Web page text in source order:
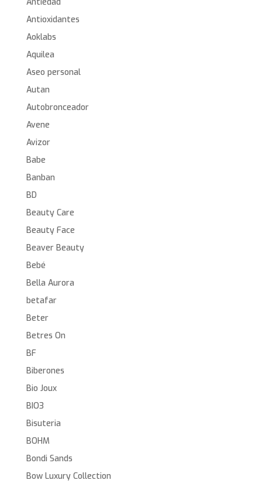
Antioxidantes
Aoklabs
Aquilea
Aseo personal
Autan
Autobronceador
Avene
Avizor
Babe
Banban
BD
Beauty Care
Beauty Face
Beaver Beauty
Bebé
Bella Aurora
betafar
Beter
Betres On
BF
Biberones
Bio Joux
BIO3
Bisuteria
BOHM
Bondi Sands
Bow Luxury Collection